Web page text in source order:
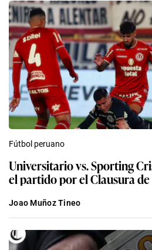
Fútbol peruano
Universitario vs. Sporting
el partido por el Clausura de
Joao Muñoz Tineo